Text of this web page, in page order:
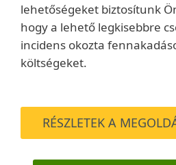
lehetőségeket biztosítunk
hogy a lehető legkisebbre
incidens okozta
költségeket.
RÉSZLETEK A